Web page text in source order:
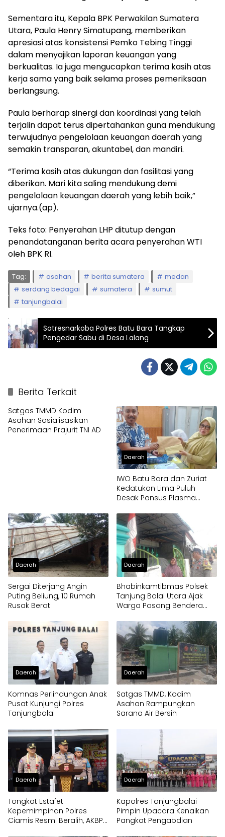
Sementara itu, Kepala BPK Perwakilan Sumatera
Utara, Paula Henry Simatupang, memberikan
apresiasi atas konsistensi Pemko Tebing Tinggi
dalam menyajikan laporan keuangan yang
berkualitas. Ia juga mengucapkan terima kasih atas
kerja sama yang baik selama proses pemeriksaan
berlangsung.
Paula berharap sinergi dan koordinasi yang telah
terjalin dapat terus dipertahankan guna mendukung
terwujudnya pengelolaan keuangan daerah yang
semakin transparan, akuntabel, dan mandiri.
“Terima kasih atas dukungan dan fasilitasi yang
diberikan. Mari kita saling mendukung demi
pengelolaan keuangan daerah yang lebih baik,”
ujarnya.(ap).
Teks foto: Penyerahan LHP ditutup dengan
penandatanganan berita acara penyerahan WTI
oleh BPK RI.
Tag: asahan berita sumatera
medan
serdang bedagai
sumatera
sumut
tanjungbalai
Satresnarkoba Polres Batu Bara Tangkap
Pengedar Sabu di Desa Lalang
Berita Terkait
Satgas TMMD Kodim
Asahan Sosialisasikan
Penerimaan Prajurit TNI AD
Daerah
IWO Batu Bara dan Zuriat
Kedatukan Lima Puluh
Desak Pansus Plasma
Dugaan Penyimpangan
Penerima CPCL
Daerah
Sergai Diterjang Angin
Puting Beliung, 10 Rumah
Rusak Berat
Daerah
Bhabinkamtibmas Polsek
Tanjung Balai Utara Ajak
Warga Pasang Bendera
Daerah
Komnas Perlindungan Anak
Pusat Kunjungi Polres
Tanjungbalai
Daerah
Satgas TMMD, Kodim
Asahan Rampungkan
Sarana Air Bersih
Daerah
Tongkat Estafet
Kepemimpinan Polres
Ciamis Resmi Beralih, AKBP
Daerah
Kapolres Tanjungbalai
Pimpin Upacara Kenaikan
Pangkat Pengabdian